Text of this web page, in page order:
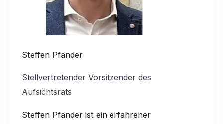
Steffen Pfänder
Stellvertretender Vorsitzender des
Aufsichtsrats
Steffen Pfänder ist ein erfahrener